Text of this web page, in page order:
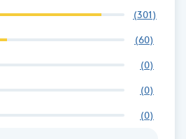
(301)
(60)
(0)
(0)
(0)